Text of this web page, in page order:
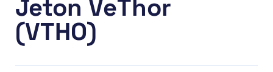
Jeton VeThor
(VTHO)